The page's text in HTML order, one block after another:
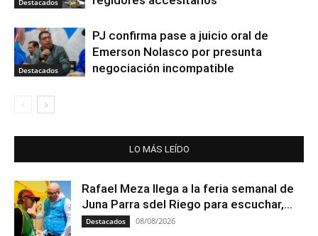
Destacados
Destacados
PJ confirma pase a juicio oral de
Emerson Nolasco por presunta
negociación incompatible
LO MÁS LEÍDO
Rafael Meza llega a la feria semanal de
Juna Parra sdel Riego para escuchar,...
Destacados 08/08/2026